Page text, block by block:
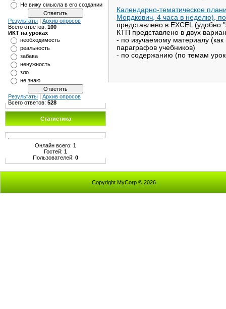
Не вижу смысла в его создании
Результаты | Архив опросов
Всего ответов: 100
ИКТ на уроках
необходимость
реальность
забава
ненужность
зло
не знаю
Результаты | Архив опросов
Всего ответов: 528
Статистика
Онлайн всего: 1
Гостей: 1
Пользователей: 0
Календарно-тематическое
Мордкович, 4 часа в неделю),
представлено в EXCEL (удобно
КТП представлено в двух
- по изучаемому материалу
параграфов учебников)
- по содержанию (по темам
Copyright MyCorp © 2026